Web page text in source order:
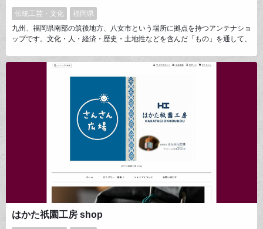
伝統工芸・文化
福岡県
九州、福岡県南部の筑後地方、八女市という場所に拠点を持つアンテナショ
ップです。文化・人・経済・歴史・土地性などを含んだ「もの」を通して、
ことを目的としています。オンラインショップは、ここまでこれない人にと
っての受け皿として考えています。
はかた祇園工房 shop